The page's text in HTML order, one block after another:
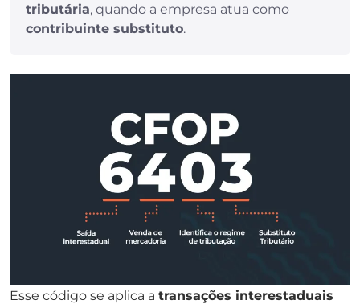
tributária, quando a empresa atua como
contribuinte substituto.
Esse código se aplica a transações interestaduais